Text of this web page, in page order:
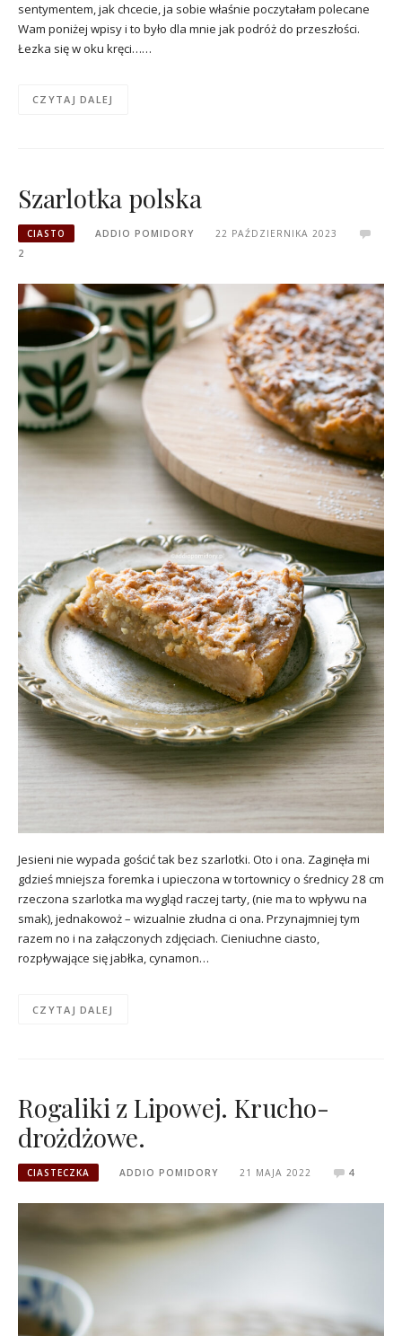
sentymentem, jak chcecie, ja sobie właśnie poczytałam polecane
Wam poniżej wpisy i to było dla mnie jak podróż do przeszłości.
Łezka się w oku kręci……
CZYTAJ DALEJ
Szarlotka polska
CIASTO ADDIO POMIDORY
22 PAŹDZIERNIKA 2023
2
Jesieni nie wypada gościć tak bez szarlotki. Oto i ona. Zaginęła mi
gdzieś mniejsza foremka i upieczona w tortownicy o średnicy 28 cm
rzeczona szarlotka ma wygląd raczej tarty, (nie ma to wpływu na
smak), jednakowoż – wizualnie złudna ci ona. Przynajmniej tym
razem no i na załączonych zdjęciach. Cieniuchne ciasto,
rozpływające się jabłka, cynamon…
CZYTAJ DALEJ
Rogaliki z Lipowej. Krucho-
drożdżowe.
CIASTECZKA ADDIO POMIDORY 21 MAJA 2022 4